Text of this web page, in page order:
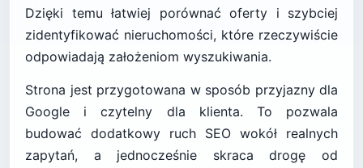
Dzięki temu łatwiej porównać oferty i szybciej
zidentyfikować nieruchomości, które rzeczywiście
odpowiadają założeniom wyszukiwania.
Strona jest przygotowana w sposób przyjazny dla
Google i czytelny dla klienta. To pozwala
budować dodatkowy ruch SEO wokół realnych
zapytań, a jednocześnie skraca drogę od